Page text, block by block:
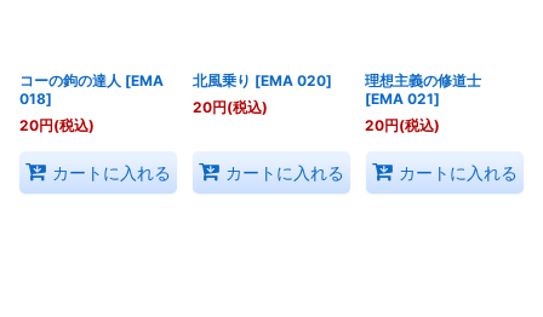
コーの鉤の達人 [EMA
018]
20円(税込)
カートに入れる
北風乗り [EMA 020]
20円(税込)
カートに入れる
理想主義の修道士
[EMA 021]
20円(税込)
カートに入れる